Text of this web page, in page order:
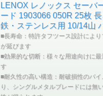
LENOX レノックス セーバ
ード 1903066 050R 25枚
鉄・ステンレス用 10/14山
■長寿命：特許タフツース設計によ
が延びます
■効果的な切断：様々な用途向けに
す
■耐久性の高い構造：耐破損性のバイ
り、シングルメタルブレードには無